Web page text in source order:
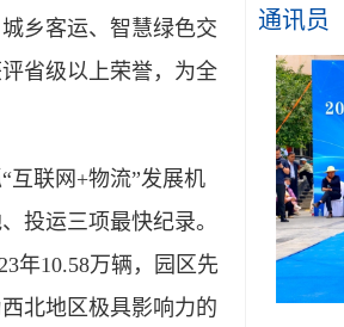
乡客运、智慧绿色交
省级以上荣誉，为全
联网+物流”发展机
投运三项最快纪录。
年10.58万辆，园区先
北地区极具影响力的
通讯员